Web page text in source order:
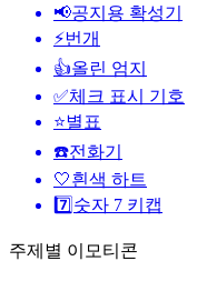
📢공지용 확성기
⚡번개
👍올린 엄지
✅체크 표시 기호
⭐별표
☎️전화기
🤍흰색 하트
7️⃣ 숫자 7 키캡
주제별 이모티콘